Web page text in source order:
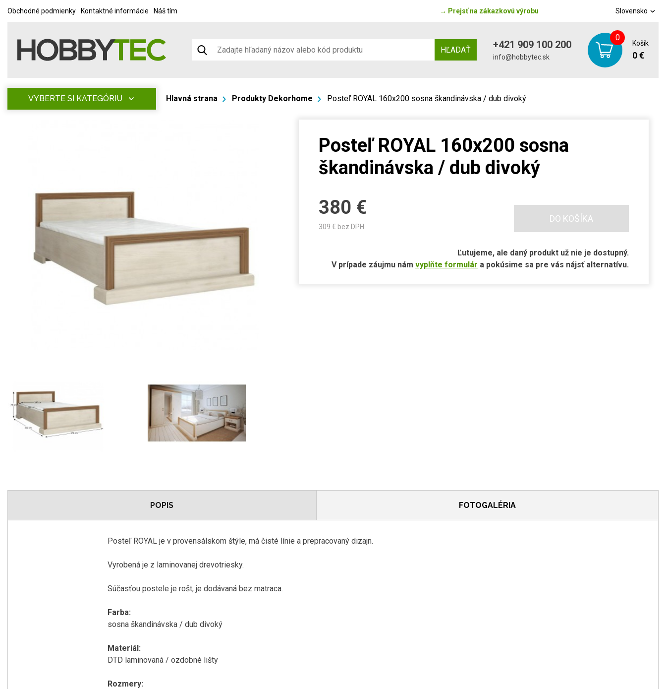
Obchodné podmienky Kontaktné informácie Náš tím → Prejsť na zákazkovú výrobu Slovensko
HĽADAŤ +421 909 100 200
info@hobbytec.sk
0
Košík
0 €
VYBERTE SI KATEGÓRIU Hlavná strana Produkty Dekorhome Posteľ ROYAL 160x200 sosna škandinávska / dub divoký
Posteľ ROYAL 160x200 sosna
škandinávska / dub divoký
380 €
309 € bez DPH
DO KOŠÍKA
Ľutujeme, ale daný produkt už nie je dostupný.
V prípade záujmu nám vyplňte formulár a pokúsime sa pre vás nájsť alternatívu.
POPIS FOTOGALÉRIA
Posteľ ROYAL je v provensálskom štýle, má čisté línie a prepracovaný dizajn.
Vyrobená je z laminovanej drevotriesky.
Súčasťou postele je rošt, je dodávaná bez matraca.
Farba:
sosna škandinávska / dub divoký
Materiál:
DTD laminovaná / ozdobné lišty
Rozmery: